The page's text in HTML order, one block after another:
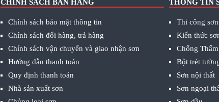
CHÍNH SÁCH BÁN HÀNG
Chính sách bảo mật thông tin
Chính sách đổi hàng, trả hàng
Chính sách vận chuyển và giao nhận sơn
Hướng dẫn thanh toán
Quy định thanh toán
Nhà sản xuất sơn
THÔNG TIN
Thi công sơn
Kiến thức
Chống Thấm
Bột trét
Sơn nội thất
Sơn ngoại